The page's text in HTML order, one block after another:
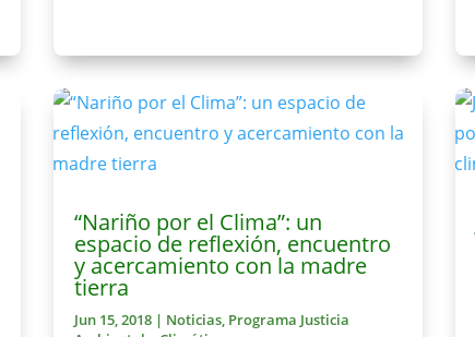
“Nariño por el Clima”: un
espacio de reflexión, encuentro
y acercamiento con la madre
tierra
Jun 15, 2018| Noticias, Programa Justicia